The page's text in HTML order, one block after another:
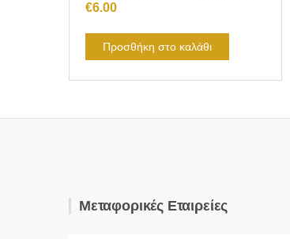
€6.00
Προσθήκη στο καλάθι
Μεταφορικές Εταιρείες